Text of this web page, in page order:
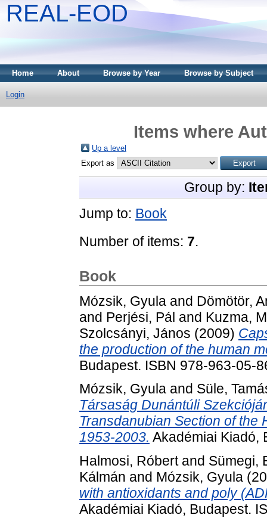
REAL-EOD
Home About Browse by Year Browse by Subject
Login
Items where
Up a level
Export as
Group by:
Jump to: Book
Number of items: 7.
Book
Mózsik, Gyula and Dömötör,
and Perjési, Pál and Kuzma,
Szolcsányi, János (2009)
the production of the human
Budapest. ISBN 978-963-05-
Mózsik, Gyula and Süle,
Társaság Dunántúli
Transdanubian Section of the
1953-2003. Akadémiai Kiadó,
Halmosi, Róbertand Sümegi,
Kálmán and Mózsik, Gyula
with antioxidants and poly
Akadémiai Kiadó, Budapest.